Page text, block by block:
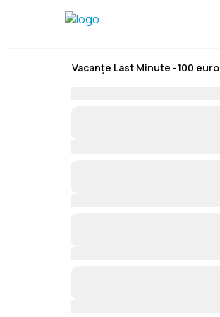
Vacanțe Last Minute -100 euro